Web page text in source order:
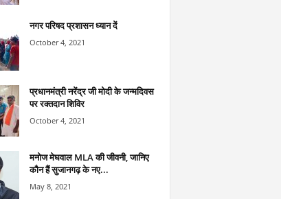
नगर परिषद प्रशासन ध्यान दें
October 4, 2021
प्रधानमंत्री नरेंद्र जी मोदी के जन्मदिवस
पर रक्तदान शिविर
October 4, 2021
मनोज मेघवाल MLA की जीवनी, जानिए
कौन हैं सुजानगढ़ के नए...
May 8, 2021